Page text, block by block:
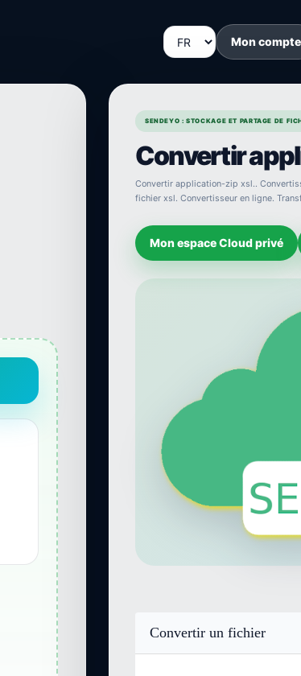
Mon compte
SENDEYO : STOCKAGE ET PARTAGE DE
Convertir
Convertir application-zip xsl..
fichier xsl. Convertisseur en ligne.
Mon espace Cloud privé
Convertir un fichier